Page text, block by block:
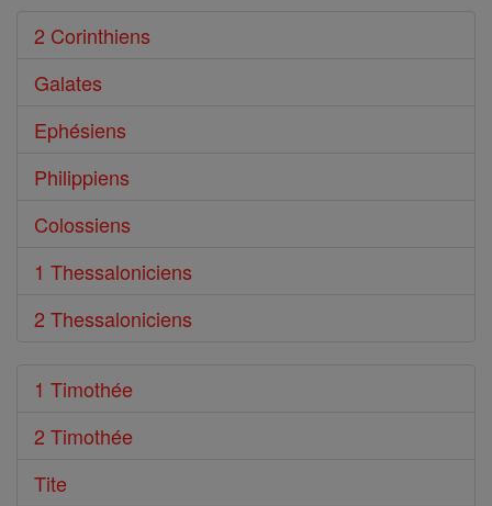
2 Corinthiens
Galates
Ephésiens
Philippiens
Colossiens
1 Thessaloniciens
2 Thessaloniciens
1 Timothée
2 Timothée
Tite